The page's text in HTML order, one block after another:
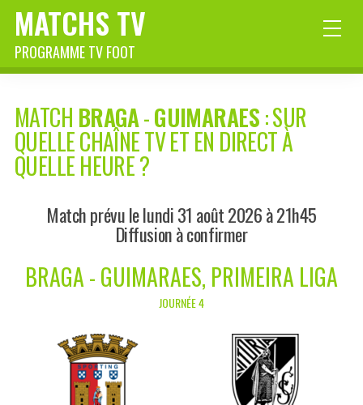
MATCHS TV
PROGRAMME TV FOOT
MATCH BRAGA-GUIMARAES: SUR
QUELLE CHAÎNE TV ET EN DIRECT À
QUELLE HEURE ?
Match prévu le lundi 31 août 2026 à 21h45
Diffusion à confirmer
BRAGA - GUIMARAES, PRIMEIRA LIGA
JOURNÉE 4